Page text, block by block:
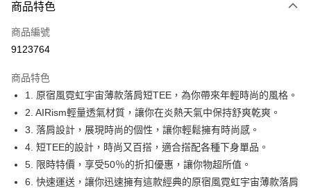
信用卡一次付款
超商取貨付款
Apple Pay
街口支付
悠遊付
Google Pay
商品特色
商品編號
9123764
商品特色
1. 原宿風霓虹宇宙薄款落肩短TEE，為你帶來年輕時尚的風格。
2. AIRism輕量透氣材質，讓你在炎熱天氣中保持舒爽乾爽。
3. 落肩設計，展現時尚的個性，讓你輕鬆擁有時尚感。
4. 短TEE的設計，時尚又百搭，適合搭配各種下身單品。
5. 限時特價，享受50％的折扣優惠，讓你物超所值。
6. 快速運送，讓你迅速擁有這款經典的原宿風霓虹宇宙薄款落肩